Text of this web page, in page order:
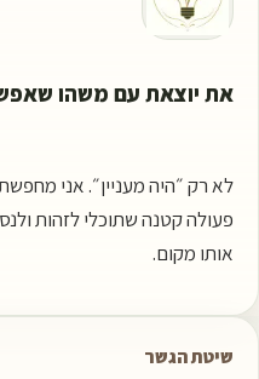
את יוצאת עם משהו
לא רק ״היה מעניין״. אני
פעולה קטנה שתוכלי לזהות
אותו מקום.
שיטת הגשר